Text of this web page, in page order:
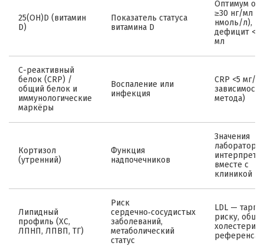
25(OH)D (витамин
D)
Показатель статуса
витамина D
Оптимум
≥30 нг/мл
нмоль/л),
дефицит
мл
С-реактивный
белок (CRP) /
общий белок и
иммунологические
маркёры
Воспаление или
инфекция
CRP <5 мг/л
метода)
Кортизол
(утренний)
Функция
надпочечников
Значения
вместе с
клиникой
Липидный
профиль (ХС,
ЛПНП, ЛПВП, ТГ)
Риск
сердечно‑сосудистых
заболеваний,
метаболический
статус
LDL —
риску,
холестерин
референсам